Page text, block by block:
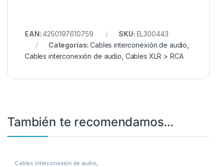
EAN:4250197610759 SKU: EL300443
Categorías:Cables interconexión de audio
Cables interconexión de audio Cables XLR > RCA
También te recomendamos…
Cables interconexión de audio,